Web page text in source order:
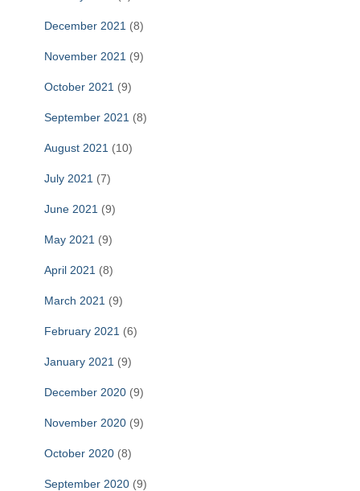
December 2021 (8)
November 2021 (9)
October 2021 (9)
September 2021 (8)
August 2021 (10)
July 2021 (7)
June 2021 (9)
May 2021 (9)
April 2021 (8)
March 2021 (9)
February 2021 (6)
January 2021 (9)
December 2020 (9)
November 2020 (9)
October 2020 (8)
September 2020 (9)